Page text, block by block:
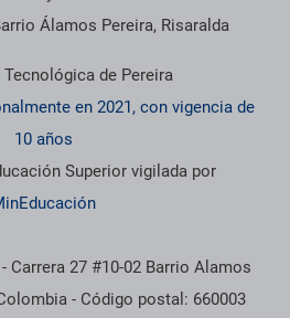
Álamos Pereira, Risaralda
Tecnológica de Pereira
en 2021, con vigencia de
10 años
Superior vigilada por
Carrera 27 #10-02 Barrio Alamos
- Código postal: 660003